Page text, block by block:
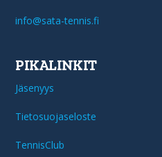
info@sata-tennis.fi
PIKALINKIT
Jäsenyys
Tietosuojaseloste
TennisClub